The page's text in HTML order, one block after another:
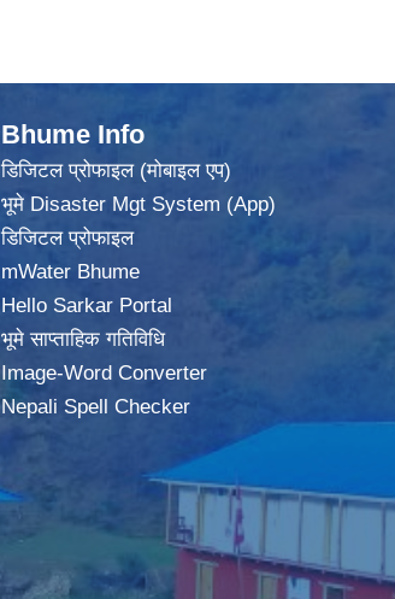
Bhume Info
डिजिटल प्रोफाइल (मोबाइल एप)
भूमे Disaster Mgt System (App)
डिजिटल प्रोफाइल
mWater Bhume
Hello Sarkar Portal
भूमे साप्ताहिक गतिविधि
Image-Word Converter
Nepali Spell Checker